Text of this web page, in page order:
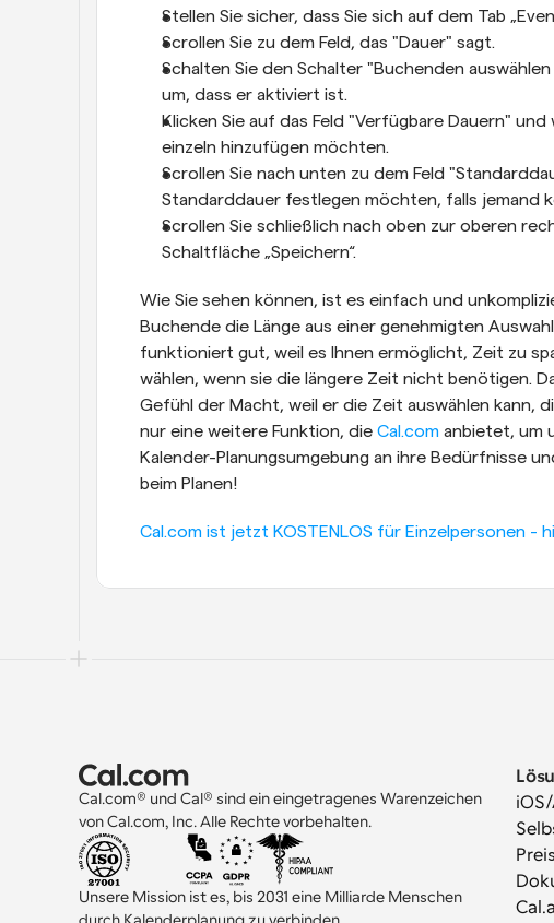
Stellen Sie sicher, dass Sie sich auf dem Tab
Scrollen Sie zu dem Feld, das "Dauer" sagt.
Schalten Sie den Schalter "Buchenden
um, dass er aktiviert ist.
Klicken Sie auf das Feld "Verfügbare Dauern"
einzeln hinzufügen möchten.
Scrollen Sie nach unten zu dem Feld
Standarddauer festlegen möchten, falls jemand
Scrollen Sie schließlich nach oben zur oberen
Schaltfläche „Speichern“.
Wie Sie sehen können, ist es einfach und
Buchende die Länge aus einer genehmigten
funktioniert gut, weil es Ihnen ermöglicht, Zeit zu
wählen, wenn sie die längere Zeit nicht benötigen.
Gefühl der Macht, weil er die Zeit auswählen kann,
nur eine weitere Funktion, die Cal.com anbietet, um
Kalender-Planungsumgebung an ihre Bedürfnisse
beim Planen!
Cal.com ist jetzt KOSTENLOS für Einzelpersonen -
Cal.com® und Cal® sind ein eingetragenes Warenzeichen
von Cal.com, Inc. Alle Rechte vorbehalten.
Unsere Mission ist es, bis 2031 eine Milliarde Menschen